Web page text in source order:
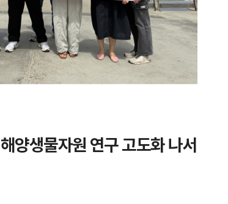
양생물자원 연구 고도화 나서